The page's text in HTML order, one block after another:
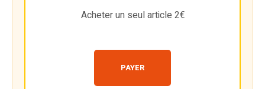
Acheter un seul article 2€
PAYER